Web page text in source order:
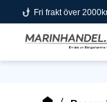
phishing Fri frakt över